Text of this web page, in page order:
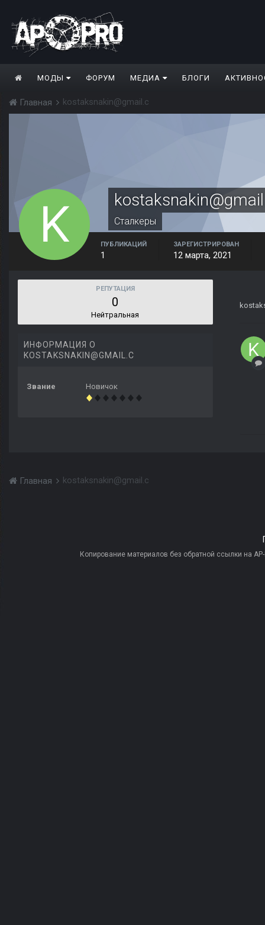
МОДЫ ФОРУМ МЕДИА БЛОГИ
Главная kostaksnakin@gmail.c
Сталкеры
ПУБЛИКАЦИЙ
1
ЗАРЕГИСТРИРОВАН
12 марта, 2021
РЕПУТАЦИЯ
0
Нейтральная
ИНФОРМАЦИЯ О
KOSTAKSNAKIN@GMAIL.C
Звание Новичок
Главная kostaksnakin@gmail.c
Копирование материалов без обратной ссылки на